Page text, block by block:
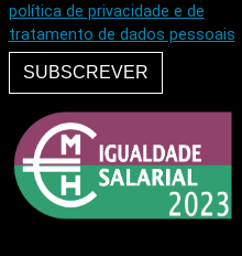
política de privacidade e de
tratamento de dados pessoais
SUBSCREVER